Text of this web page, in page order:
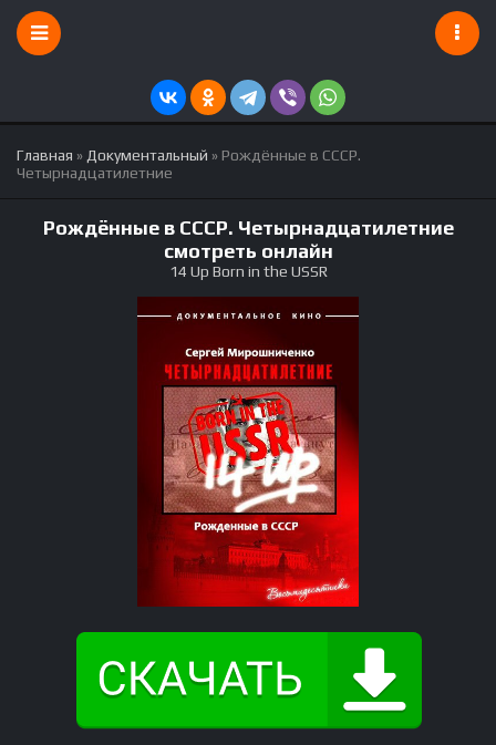
Главная » Документальный » Рождённые в СССР.
Четырнадцатилетние
Рождённые в СССР. Четырнадцатилетние
смотреть онлайн
14 Up Born in the USSR